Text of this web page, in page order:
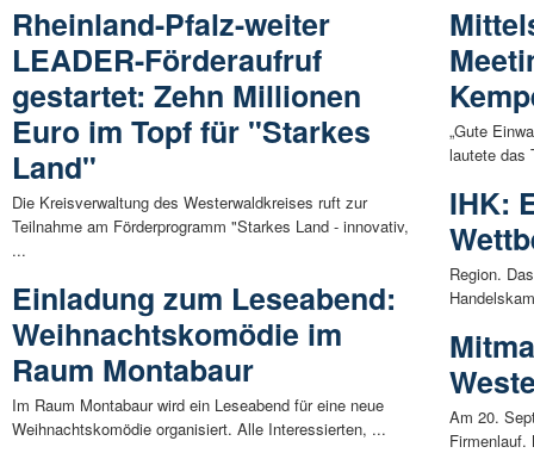
Rheinland-Pfalz-weiter
LEADER-Förderaufruf
gestartet: Zehn Millionen
Euro im Topf für "Starkes
Land"
Die Kreisverwaltung des Westerwaldkreises ruft zur
Teilnahme am Förderprogramm "Starkes Land - innovativ,
...
Einladung zum Leseabend:
Weihnachtskomödie im
Raum Montabaur
Im Raum Montabaur wird ein Leseabend für eine neue
Weihnachtskomödie organisiert. Alle Interessierten, ...
„Gute
lautete das
IHK:
Region.
Am 20.